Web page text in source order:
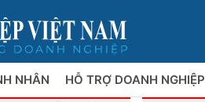
NHÂN HỖ TRỢ DOANH NGHIỆP